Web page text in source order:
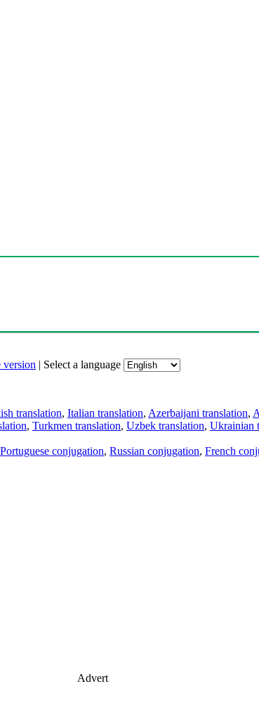
| Select a language
translation, Italian translation, Azerbaijani translation,
, Turkmen translation, Uzbek translation, Ukrainian
Portuguese conjugation, Russian conjugation, French
Advert